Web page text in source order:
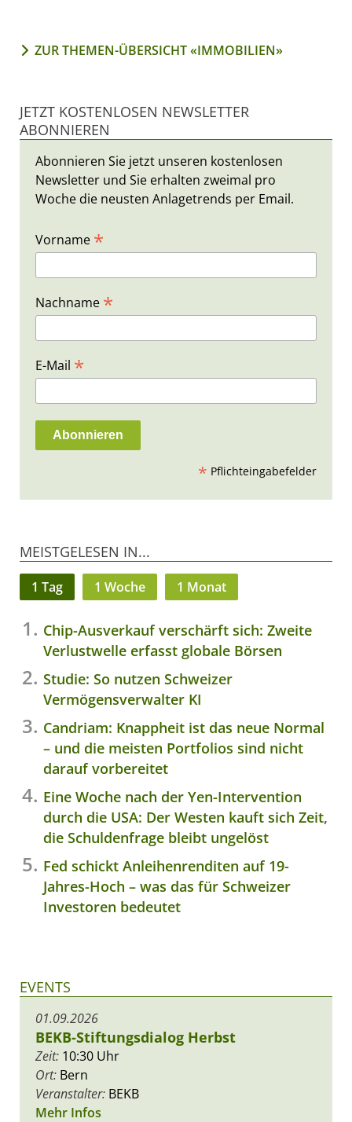
ZUR THEMEN-ÜBERSICHT «IMMOBILIEN»
JETZT KOSTENLOSEN NEWSLETTER
ABONNIEREN
Abonnieren Sie jetzt unseren kostenlosen
Newsletter und Sie erhalten zweimal pro
Woche die neusten Anlagetrends per Email.
Vorname *
Nachname *
E-Mail *
* Pflichteingabefelder
MEISTGELESEN IN...
1 Tag 1 Woche 1 Monat
Chip-Ausverkauf verschärft sich: Zweite
Verlustwelle erfasst globale Börsen
Studie: So nutzen Schweizer
Vermögensverwalter KI
Candriam: Knappheit ist das neue Normal
– und die meisten Portfolios sind nicht
darauf vorbereitet
Eine Woche nach der Yen-Intervention
durch die USA: Der Westen kauft sich Zeit,
die Schuldenfrage bleibt ungelöst
Fed schickt Anleihenrenditen auf 19-
Jahres-Hoch – was das für Schweizer
Investoren bedeutet
EVENTS
01.09.2026
BEKB-Stiftungsdialog Herbst
Zeit: 10:30 Uhr
Ort: Bern
Veranstalter: BEKB
Mehr Infos